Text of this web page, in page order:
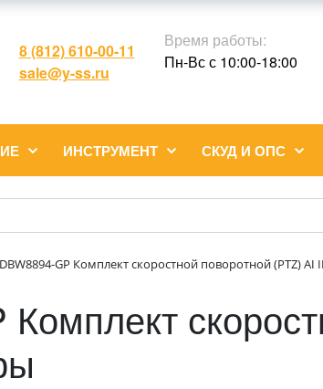
8 (812) 610-00-11
sale@y-ss.ru
Время работы:
Пн-Вс с 10:00-18:00
ИНСТРУМЕНТ СКУД И ОПС
GP Комплект скоростной поворотной (PTZ)